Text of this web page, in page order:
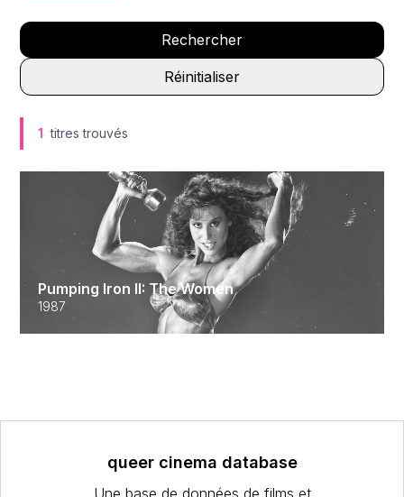
Rechercher
Réinitialiser
1 titres trouvés
Pumping Iron II: The Women
1987
queer cinema database
Une base de données de films et